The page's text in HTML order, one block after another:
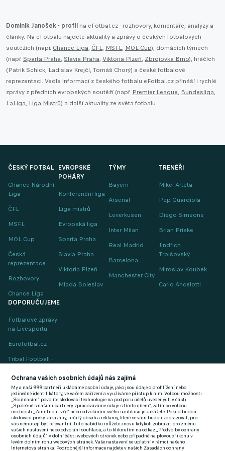
Dominik Janošek - profil na eFotbal.cz - rozhovory, komentáře, analýzy a
články. Na eFotbalu najdete aktuality a zprávy o českých fotbalových
soutěžích (např. Chance Liga, ČFL, MSFL, MOL Cup), domácích týmech
(např. Sparta Praha, Slavia Praha, Viktoria Plzeň, Zbrojovka Brno), hráčích
(Patrik Schick, Ladislav Krejčí, Tomáš Chorý) a české fotbalové
reprezentaci. Vedle informací z českého fotbalu eFotbal.cz přináší i rychlé
zprávy z předních evropských soutěží (např. Premier League, Bundesliga,
LaLiga, Liga Mistrů) a další aktuality ze světa fotbalu.
ČESKÝ FOTBAL
Chance Národní
Liga
ČFL
MSFL
MOL Cup
Česká
reprezentace
Rozhovory
Chance Liga
EVROPSKÉ
POHÁRY
Konferenční liga
Liga mistrů
Evropská liga
Sparta Praha
Slavia Praha
Viktoria Plzeň
Mladá Boleslav
TÝMY
Bayern
Arsenal
Leverkusen
Inter Milan
Real Madrid
Barcelona
Manchester City
TRENÉŘI
Mikel Arteta
Pep Guardiola
Diego Simeone
Brian Priske
Jindřich
Trpišovský
Miroslav Koubek
Carlo Ancelotti
DOPORUČUJEME
Fotbalové zprávy
na Livesportu
Eurofotbal.cz
Tribal Football -
(EN)
FlashFutbal (SK)
Tenisportal.cz
Tenisové zprávy
na Livesportu
Ochrana vašich osobních údajů nás zajímá
My a naši999 partneři ukládáme osobní údaje, jako jsou údaje o prohlížení nebo
jedinečné identifikátory, ve vašem zařízení a využíváme přístup k nim. Volbou možnosti
„Souhlasím“ povolíte sledovací technologie na podporu účelů uvedených v části
„Společně s našimi partnery zpracováváme údaje s tímto cílem“, zatímco volbou
možnosti „Zamítnout vše“ nebo odvoláním svého souhlasu je zakážete. Pokud budou
sledovací prvky zakázány, určitý obsah a reklamy, které se vám budou zobrazovat, pro
vás nemusejí být relevantní. Tuto nabídku můžete znovu kdykoli zobrazit pro změnu
vašich nastavení nebo odvolání souhlasu, a to kliknutím na odkaz „Předvolby ochrany
osobních údajů“ v dolní části webových stránek nebo případně na plovoucí ikonu v
levém dolním rohu webových stránek. Vaše nastavení se uplatní v rámci našeho
Internetová stránka. Podrobnější informace najdete v našich Zásadách ochrany